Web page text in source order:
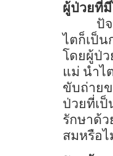
ผู้ป่วยที่มี
ปั
ไตก็เป็น
โดยผู้ป่ว
แม่ นำไ
ขับถ่าย
ป่วยที่เป็
รักษาด้
สมหรือ